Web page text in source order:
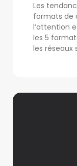
Les
formats de
l’attention
les 5
les réseaux